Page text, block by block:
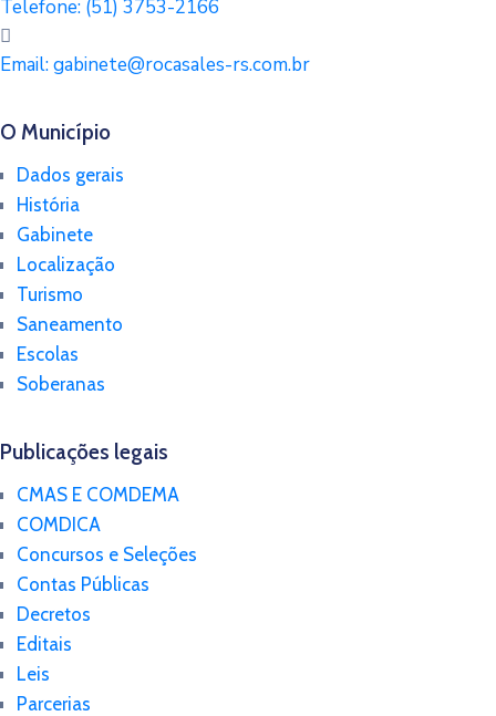
Telefone: (51) 3753-2166
Email:gabinete@rocasales-rs.com.br
O Município
Dados gerais
História
Gabinete
Localização
Turismo
Saneamento
Escolas
Soberanas
Publicações legais
CMAS E COMDEMA
COMDICA
Concursos e Seleções
Contas Públicas
Decretos
Editais
Leis
Parcerias